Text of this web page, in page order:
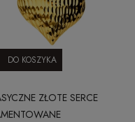
ZŁOTE SERCE
DO KOSZYKA